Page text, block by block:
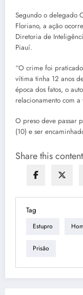
Segundo o delegado
Floriano, a ação
Diretoria de
Piauí.
“O crime foi
vítima tinha 12 anos
época dos fatos, o
relacionamento com
O preso deve passar
(10) e ser
Share this
Tag
Estupro
Prisão